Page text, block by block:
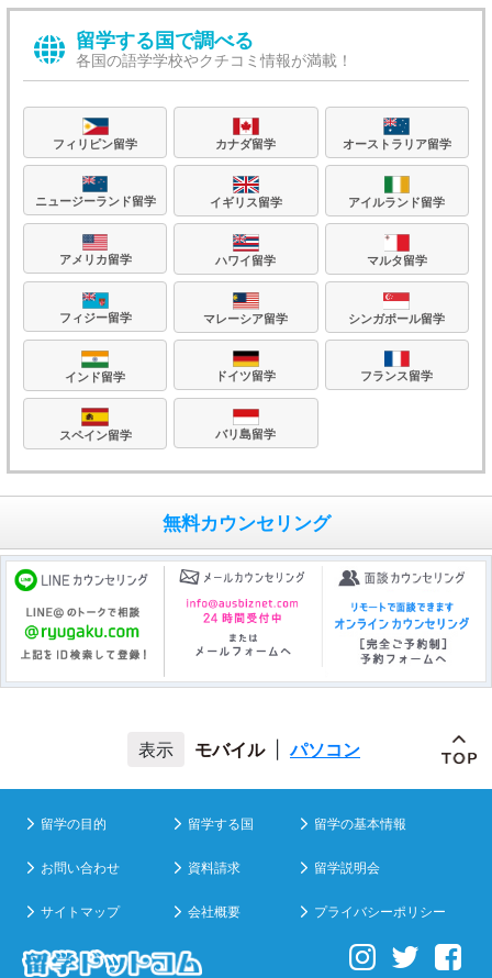
留学する国で調べる
各国の語学学校やクチコミ情報が満載！
フィリピン留学 カナダ留学 オーストラリア留学
ニュージーランド留学 イギリス留学 アイルランド留学
アメリカ留学 ハワイ留学 マルタ留学
フィジー留学 マレーシア留学 シンガポール留学
インド留学 ドイツ留学 フランス留学
スペイン留学 バリ島留学
無料カウンセリング
モバイル パソコン
留学の目的 留学する国 留学の基本情報
お問い合わせ 資料請求 留学説明会
サイトマップ 会社概要 プライバシーポリシー